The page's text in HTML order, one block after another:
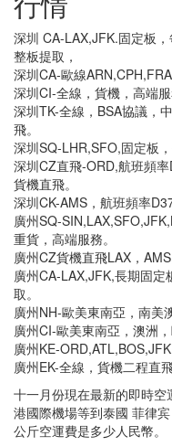
深圳 CA-LAX,JFK.固定板
整板提取，
深圳CA-歐線
深圳CI-全線，貨機，高端服
深圳TK-全線，BSA協議，
飛。
深圳SQ-LHR,SFO,固定板
深圳CZ直飛-ORD,航班頻
貨機直飛。
深圳CK-AMS，航班頻率
廣州SQ-
重貨，高端服務。
廣州CZ貨機直飛LAX，
廣州CA-LAX,JFK,長期固
取。
廣州NH-歐美東南亞，南美
廣州CI-歐美東南亞，澳洲
廣州KE-
廣州EK-全線，貨機二程直
十一月份現在最新的即時
港國際機場等到泰國 菲律
公斤空運費是多少人民幣。